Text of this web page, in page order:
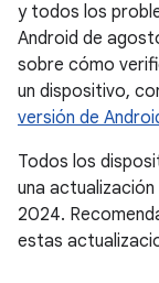
y todos los
Android de
sobre cómo
un dispositivo,
versión de
Todos los
una
2024.
estas